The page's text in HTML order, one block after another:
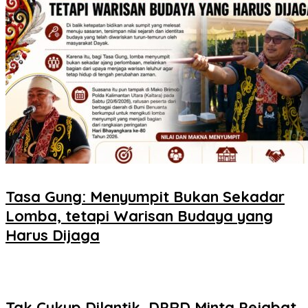
Tasa Gung: Menyumpit Bukan Sekadar
Lomba, tetapi Warisan Budaya yang
Harus Dijaga